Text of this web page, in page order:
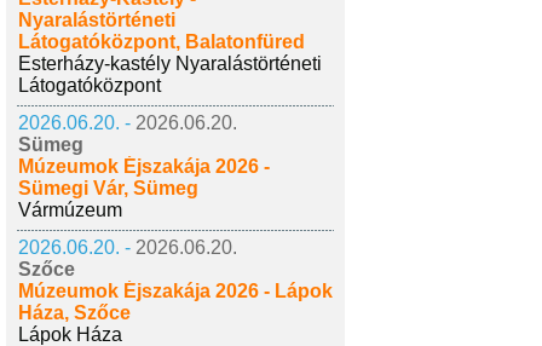
Nyaralástörténeti
Látogatóközpont, Balatonfüred
Esterházy-kastély Nyaralástörténeti
Látogatóközpont
2026.06.20. - 2026.06.20.
Sümeg
Múzeumok Éjszakája 2026 -
Sümegi Vár, Sümeg
Vármúzeum
2026.06.20. - 2026.06.20.
Szőce
Múzeumok Éjszakája 2026 - Lápok
Háza, Szőce
Lápok Háza